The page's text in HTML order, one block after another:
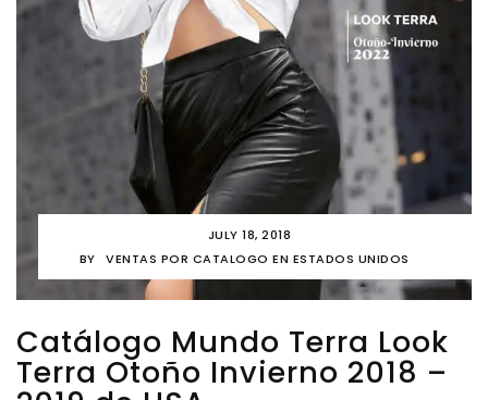
JULY 18, 2018
BY
VENTAS POR CATALOGO EN ESTADOS UNIDOS
Catálogo Mundo Terra Look
Terra Otoño Invierno 2018 –